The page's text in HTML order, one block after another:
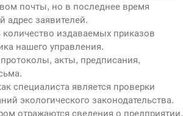
почты, но в последнее время
адрес заявителей.
количество издаваемых приказов
нашего управления.
акты, предписания,
специалиста является проверки
экологического законодательства.
отражаются сведения о предприятии,